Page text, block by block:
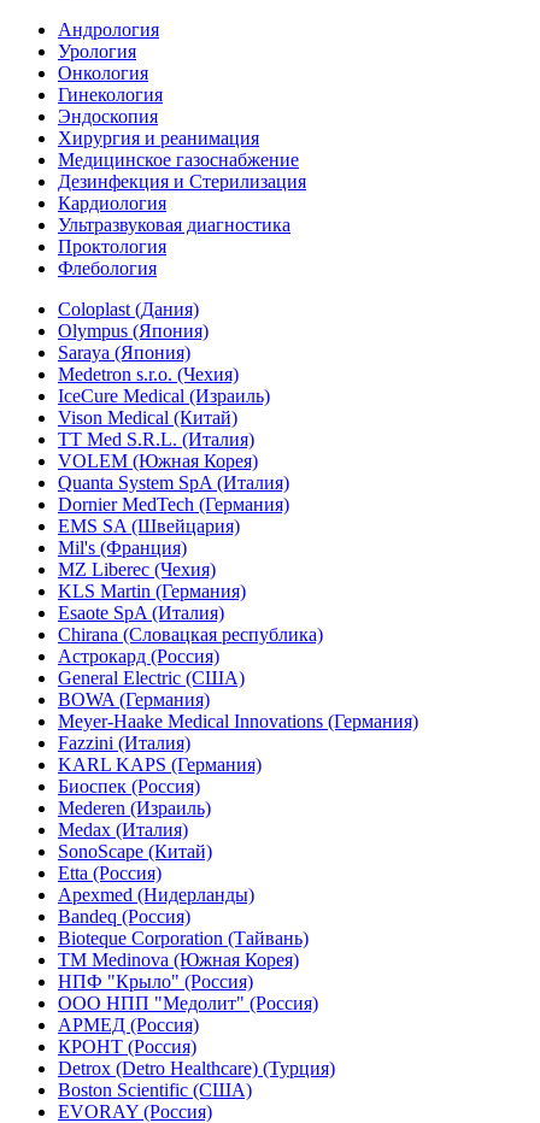
Андрология
Урология
Онкология
Гинекология
Эндоскопия
Хирургия и реанимация
Медицинское газоснабжение
Дезинфекция и Стерилизация
Кардиология
Ультразвуковая диагностика
Проктология
Флебология
Coloplast (Дания)
Olympus (Япония)
Saraya (Япония)
Medetron s.r.o. (Чехия)
IceCure Medical (Израиль)
Vison Medical (Китай)
TT Med S.R.L. (Италия)
VOLEM (Южная Корея)
Quanta System SpA (Италия)
Dornier MedTech (Германия)
EMS SA (Швейцария)
Mil's (Франция)
MZ Liberec (Чехия)
KLS Martin (Германия)
Esaote SpA (Италия)
Chirana (Словацкая республика)
Астрокард (Россия)
General Electric (США)
BOWA (Германия)
Meyer-Haake Medical Innovations (Германия)
Fazzini (Италия)
KARL KAPS (Германия)
Биоспек (Россия)
Mederen (Израиль)
Medax (Италия)
SonoScape (Китай)
Etta (Россия)
Apexmed (Нидерланды)
Bandeq (Россия)
Bioteque Corporation (Тайвань)
TM Medinova (Южная Корея)
НПФ "Крыло" (Россия)
ООО НПП "Медолит" (Россия)
АРМЕД (Россия)
КРОНТ (Россия)
Detrox (Detro Healthcare) (Турция)
Boston Scientific (США)
EVORAY (Россия)